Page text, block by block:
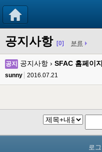
공지사항 [0] 분류
공지 공지사항 › SFAC 홈페이
sunny 2016.07.21
로